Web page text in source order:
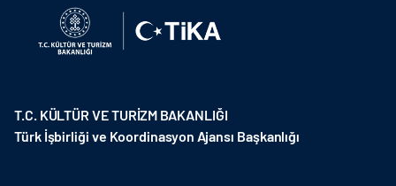
T.C. KÜLTÜR VE TURİZM BAKANLIĞI
Türk İşbirliği ve Koordinasyon Ajansı Başkanlığı